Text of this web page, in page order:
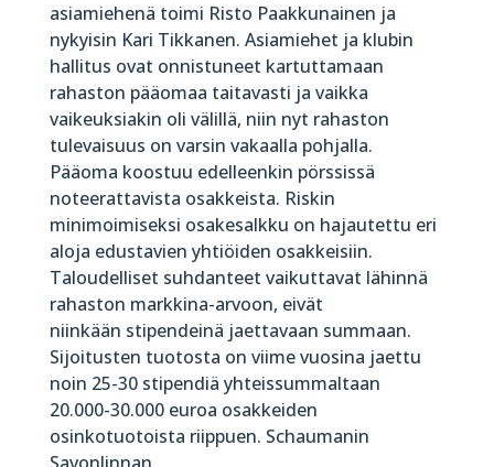
asiamiehenä toimi Risto Paakkunainen ja
nykyisin Kari Tikkanen. Asiamiehet ja klubin
hallitus ovat onnistuneet kartuttamaan
rahaston pääomaa taitavasti ja vaikka
vaikeuksiakin oli välillä, niin nyt rahaston
tulevaisuus on varsin vakaalla pohjalla.
Pääoma koostuu edelleenkin pörssissä
noteerattavista osakkeista. Riskin
minimoimiseksi osakesalkku on hajautettu eri
aloja edustavien yhtiöiden osakkeisiin.
Taloudelliset suhdanteet vaikuttavat lähinnä
rahaston markkina-arvoon, eivät
niinkään stipendeinä jaettavaan summaan.
Sijoitusten tuotosta on viime vuosina jaettu
noin 25-30 stipendiä yhteissummaltaan
20.000-30.000 euroa osakkeiden
osinkotuotoista riippuen. Schaumanin